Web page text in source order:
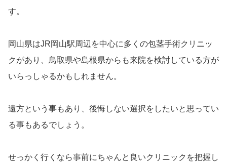
す。
岡山県はJR岡山駅周辺を中心に多くの包茎手術クリニッ
クがあり、鳥取県や島根県からも来院を検討している方が
いらっしゃるかもしれません。
遠方という事もあり、後悔しない選択をしたいと思ってい
る事もあるでしょう。
せっかく行くなら事前にちゃんと良いクリニックを把握し